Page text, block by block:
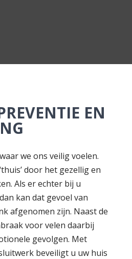
EN
we ons veilig voelen.
door het gezellig en
Als er echter bij u
kan dat gevoel van
afgenomen zijn. Naast de
voor velen daarbij
gevolgen. Met
beveiligt u uw huis